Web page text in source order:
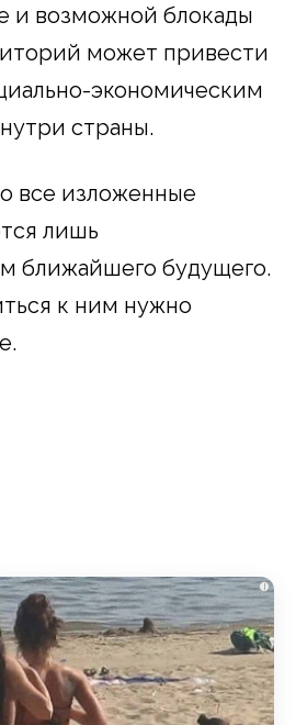
и возможной блокады
может привести
экономическим
страны.
все изложенные
лишь
ближайшего будущего.
к ним нужно
i